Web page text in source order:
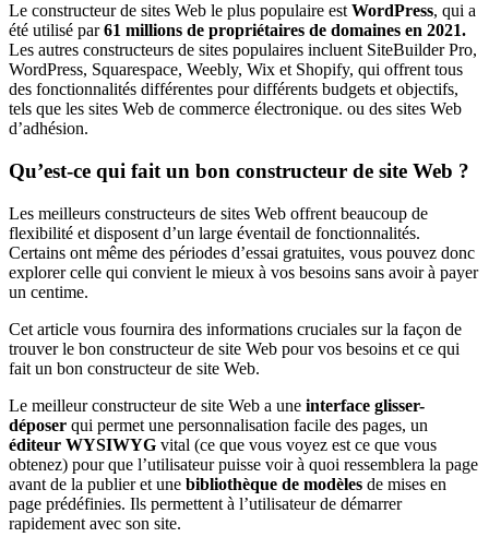
Le constructeur de sites Web le plus populaire est WordPress, qui a
été utilisé par61 millions de propriétaires de domaines en 2021.
Les autres constructeurs de sites populaires incluent SiteBuilder Pro,
WordPress, Squarespace, Weebly, Wix et Shopify, qui offrent tous
des fonctionnalités différentes pour différents budgets et objectifs,
tels que les sites Web de commerce électronique. ou des sites Web
d’adhésion.
Qu’est-ce qui fait un bon constructeur de site Web ?
Les meilleurs constructeurs de sites Web offrent beaucoup de
flexibilité et disposent d’un large éventail de fonctionnalités.
Certains ont même des périodes d’essai gratuites, vous pouvez donc
explorer celle qui convient le mieux à vos besoins sans avoir à payer
un centime.
Cet article vous fournira des informations cruciales sur la façon de
trouver le bon constructeur de site Web pour vos besoins et ce qui
fait un bon constructeur de site Web.
Le meilleur constructeur de site Web a une interface glisser-
déposer qui permet une personnalisation facile des pages, un
éditeur WYSIWYG vital (ce que vous voyez est ce que vous
obtenez) pour que l’utilisateur puisse voir à quoi ressemblera la page
avant de la publier et une bibliothèque de modèles de mises en
page prédéfinies. Ils permettent à l’utilisateur de démarrer
rapidement avec son site.